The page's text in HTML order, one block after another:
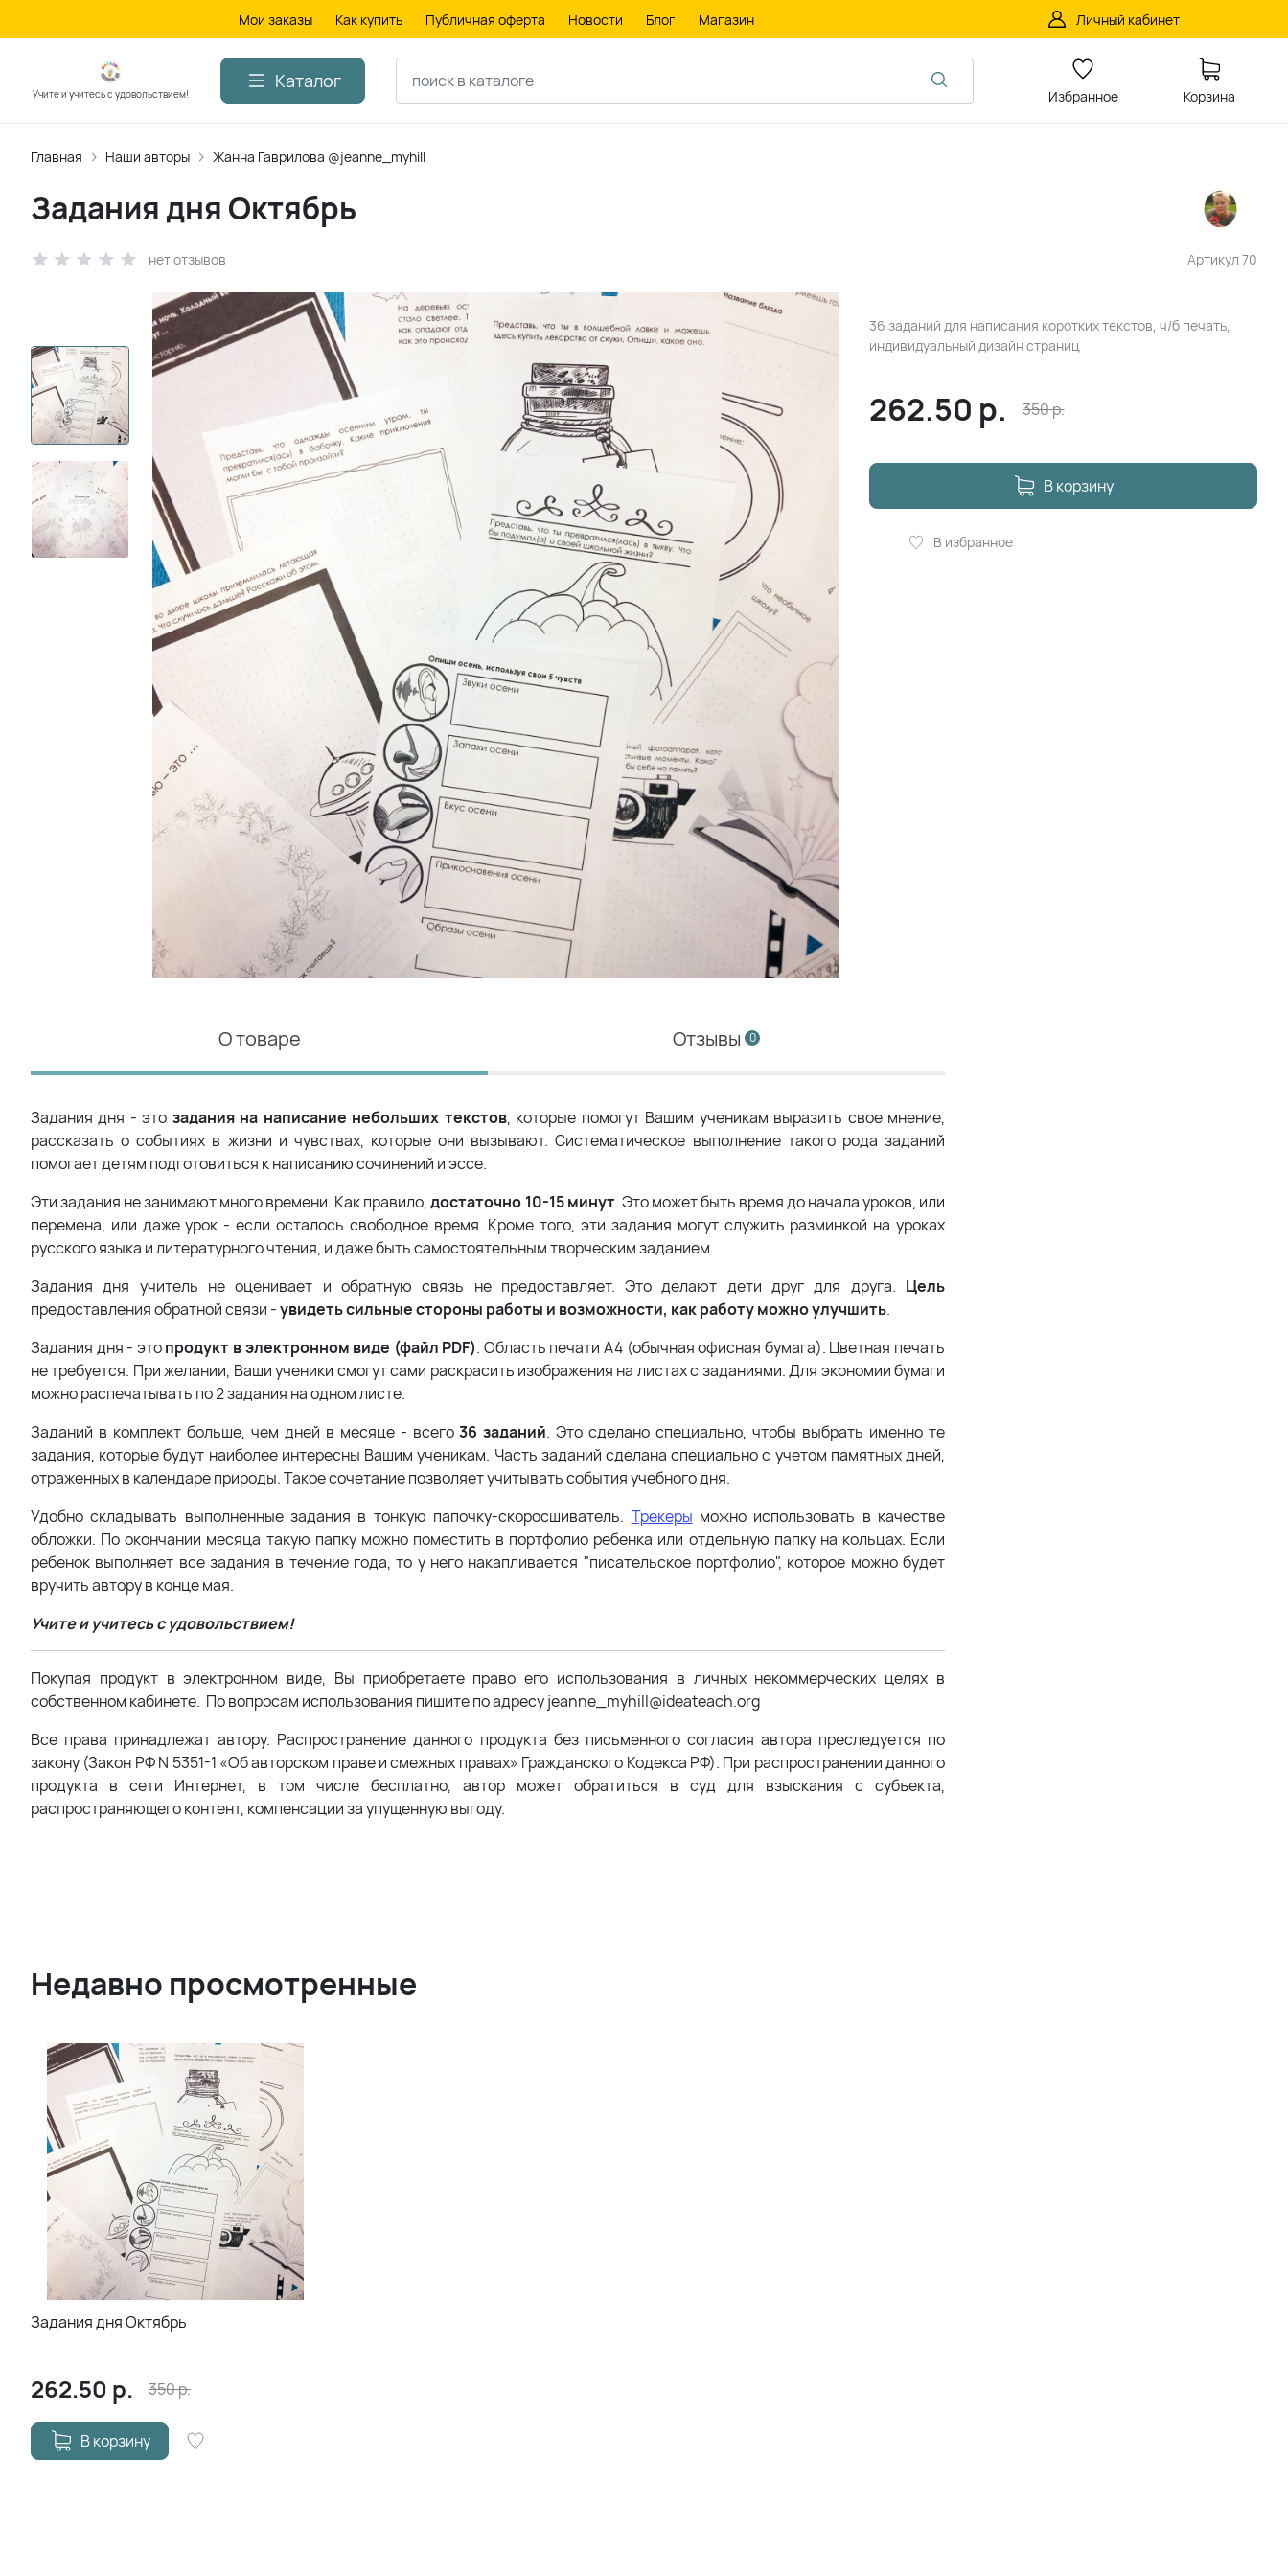
Мои заказы Как купить Публичная оферта Новости Блог Магазин Личный кабинет
Учите и учитесь с удовольствием!
Каталог
Избранное Корзина
Главная Наши авторы Жанна Гаврилова @jeanne_myhill
Артикул 70
Задания дня Октябрь
нет отзывов
36 заданий для написания коротких текстов, ч/б печать,
индивидуальный дизайн страниц
262.50 р. 350р.
В корзину
В избранное
О товаре Отзывы 0
Задания дня - это задания на написание небольших текстов, которые помогут Вашим ученикам выразить свое мнение,
рассказать о событиях в жизни и чувствах, которые они вызывают. Систематическое выполнение такого рода заданий
помогает детям подготовиться к написанию сочинений и эссе.
Эти задания не занимают много времени. Как правило,достаточно 10-15 минут. Это может быть время до начала уроков, или
перемена, или даже урок - если осталось свободное время. Кроме того, эти задания могут служить разминкой на уроках
русского языка и литературного чтения, и даже быть самостоятельным творческим заданием.
Задания дня учитель не оценивает и обратную связь не предоставляет. Это делают дети друг для друга. Цель
предоставления обратной связи -увидеть сильные стороны работы и возможности, как работу можно улучшить.
Задания дня - этопродукт в электронном виде (файл PDF). Область печати А4 (обычная офисная бумага). Цветная печать
не требуется. При желании, Ваши ученики смогут сами раскрасить изображения на листах с заданиями. Для экономии бумаги
можно распечатывать по 2 задания на одном листе.
Заданий в комплект больше, чем дней в месяце - всего36 заданий. Это сделано специально, чтобы выбрать именно те
задания, которые будут наиболее интересны Вашим ученикам. Часть заданий сделана специально с учетом памятных дней,
отраженных в календаре природы. Такое сочетание позволяет учитывать события учебного дня.
Удобно складывать выполненные задания в тонкую папочку-скоросшиватель. Трекеры можно использовать в качестве
обложки. По окончании месяца такую папку можно поместить в портфолио ребенка или отдельную папку на кольцах. Если
ребенок выполняет все задания в течение года, то у него накапливается "писательское портфолио", которое можно будет
вручить автору в конце мая.
Учите и учитесь с удовольствием!
Покупая продукт в электронном виде, Вы приобретаете право его использования в личных некоммерческих целях в
собственном кабинете. По вопросам использования пишите по адресу jeanne_myhill@ideateach.org
Все права принадлежат автору. Распространение данного продукта без письменного согласия автора преследуется по
закону (Закон РФ N 5351-1 «Об авторском праве и смежных правах» Гражданского Кодекса РФ). При распространении данного
продукта в сети Интернет, в том числе бесплатно, автор может обратиться в суд для взыскания с субъекта,
распространяющего контент, компенсации за упущенную выгоду.
Недавно просмотренные
Задания дня Октябрь
262.50 р. 350р.
В корзину